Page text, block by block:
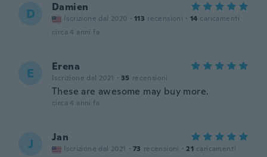
D Damien
Iscrizione dal 2020 · 113 recensioni · 14 caricamenti
circa 4 anni fa
E Erena
Iscrizione dal 2021 · 35 recensioni
These are awesome may buy more.
circa 4 anni fa
J Jan
Iscrizione dal 2021 · 73 recensioni · 21 caricamenti